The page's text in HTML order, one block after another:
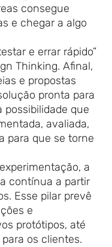
consegue
e chegar a algo
e errar rápido”
Thinking. Afinal,
e propostas
pronta para
possibilidade que
avaliada,
para que se torne
a
contínua a partir
Esse pilar prevê
e
protótipos, até
os clientes.